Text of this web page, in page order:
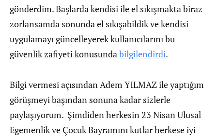
gönderdim. Başlarda kendisi ile el sıkışmakta biraz
zorlansamda sonunda el sıkışabildik ve kendisi
uygulamayı güncelleyerek kullanıcılarını bu
güvenlik zafiyeti konusundabilgilendirdi.
Bilgi vermesi açısından Adem YILMAZ ile yaptığım
görüşmeyi başından sonuna kadar sizlerle
paylaşıyorum. Şimdiden herkesin 23 Nisan Ulusal
Egemenlik ve Çocuk Bayramını kutlar herkese iyi